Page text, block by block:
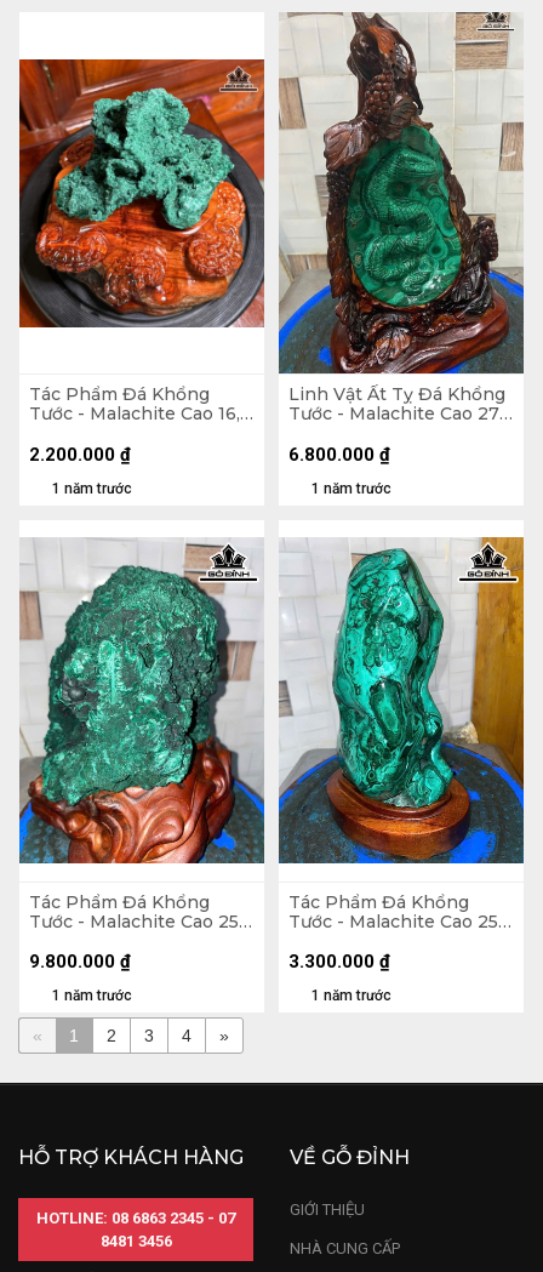
Tác Phẩm Đá Khổng
Tước - Malachite Cao 16,5
1 năm trước
2.200.000 ₫
Linh Vật Ất Tỵ Đá Khổng
Tước - Malachite Cao 27
1 năm trước
6.800.000 ₫
Tác Phẩm Đá Khổng
Tước - Malachite Cao 25
1 năm trước
9.800.000 ₫
Tác Phẩm Đá Khổng
Tước - Malachite Cao 25
1 năm trước
3.300.000 ₫
« 1 2 3 4 »
HỖ TRỢ KHÁCH HÀNG
HOTLINE: 08 6863 2345 - 07
8481 3456
VỀ GỖ ĐỈNH
GIỚI THIỆU
NHÀ CUNG CẤP